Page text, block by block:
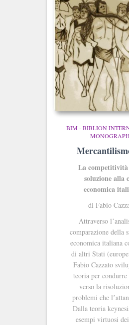
BIM - BIBLION
La competitività
soluzione alla
economica
di Fabio
Attraverso
comparazione della
economica italiana
di altri Stati
Fabio Cazzato
teoria per condurre
verso la
problemi che
Dalla teoria
esempi virtuosi